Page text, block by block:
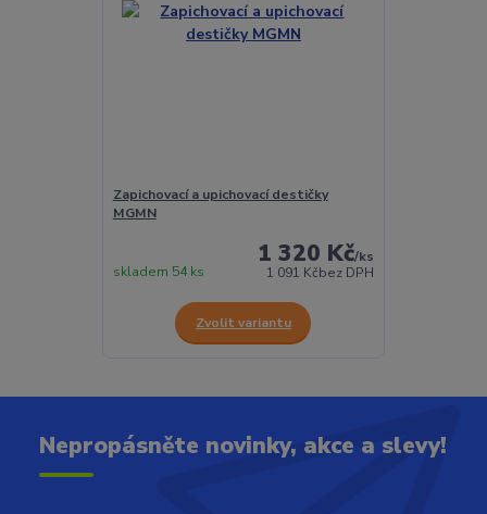
Zapichovací a upichovací destičky
MGMN
1 320 Kč/ks
1 091 Kčbez DPH
skladem 54 ks
Zvolit variantu
Nepropásněte novinky, akce a slevy!